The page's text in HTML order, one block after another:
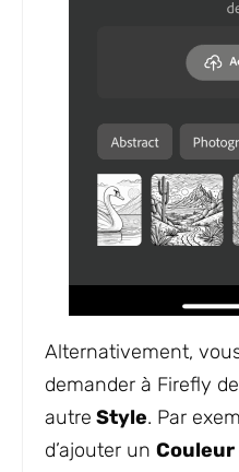
Alternativement,
demander à Firefly
autre Style. Par
d’ajouter un